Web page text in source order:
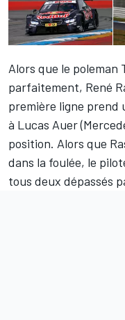
Alors que le poleman
parfaitement, René
première ligne prend
à Lucas Auer
position. Alors que
dans la foulée, le
tous deux dépassés